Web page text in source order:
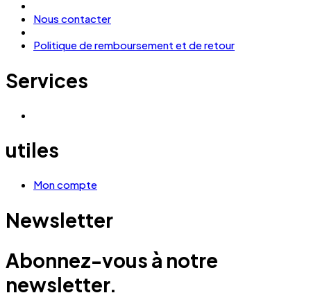
Nous contacter
Politique de remboursement et de retour
Services
utiles
Mon compte
Newsletter
Abonnez-vous à notre
newsletter.